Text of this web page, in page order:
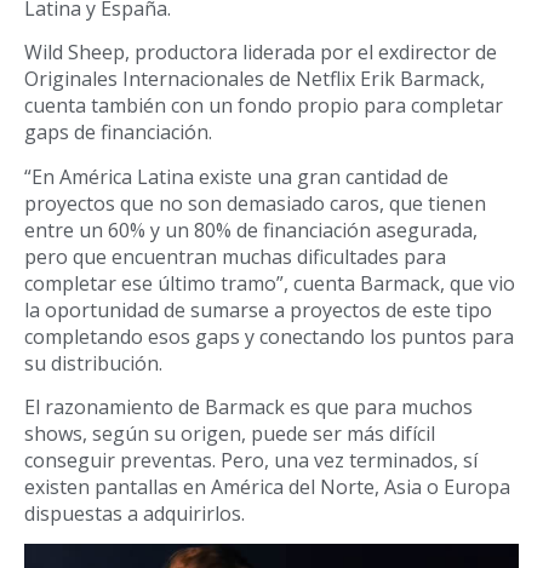
Latina y España.
Wild Sheep, productora liderada por el exdirector de
Originales Internacionales de Netflix Erik Barmack,
cuenta también con un fondo propio para completar
gaps de financiación.
“En América Latina existe una gran cantidad de
proyectos que no son demasiado caros, que tienen
entre un 60% y un 80% de financiación asegurada,
pero que encuentran muchas dificultades para
completar ese último tramo”, cuenta Barmack, que vio
la oportunidad de sumarse a proyectos de este tipo
completando esos gaps y conectando los puntos para
su distribución.
El razonamiento de Barmack es que para muchos
shows, según su origen, puede ser más difícil
conseguir preventas. Pero, una vez terminados, sí
existen pantallas en América del Norte, Asia o Europa
dispuestas a adquirirlos.